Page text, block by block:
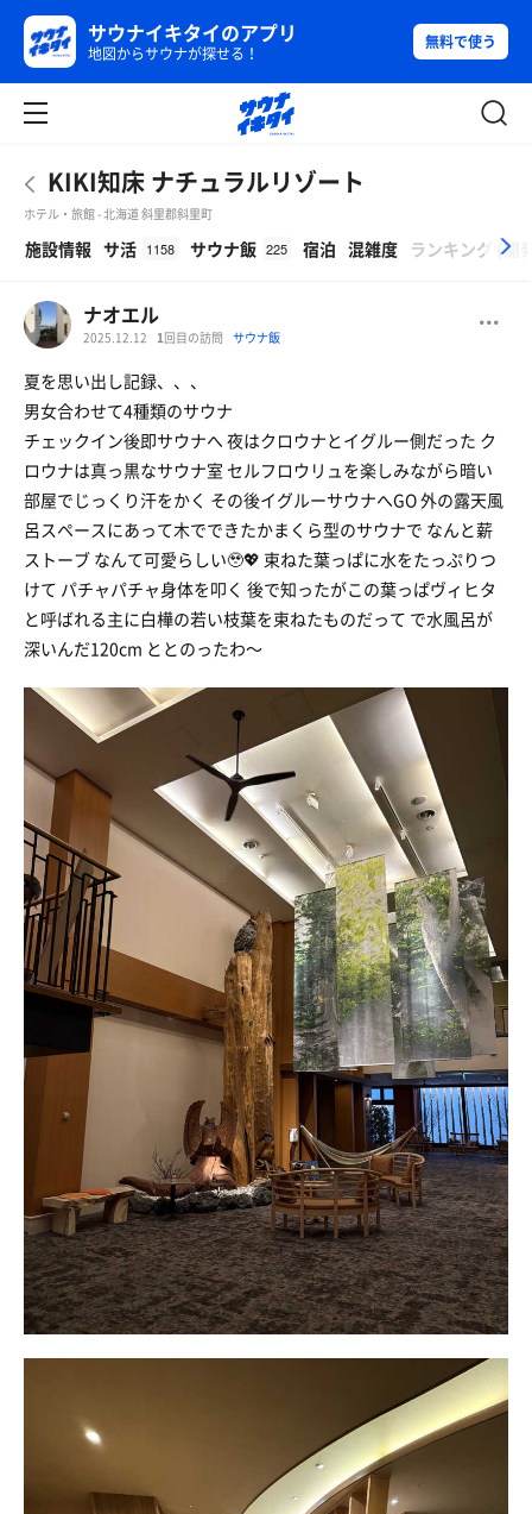
サウナイキタイのアプリ
地図からサウナが探せる！
無料で使う
KIKI知床 ナチュラルリゾート
ホテル・旅館 - 北海道 斜里郡斜里町
施設情報 サ活 1158 サウナ飯 225 宿泊 混雑度 ランキング (開
ナオエル
2025.12.12 1回目の訪問 サウナ飯
夏を思い出し記録、、、
男女合わせて4種類のサウナ
チェックイン後即サウナへ 夜はクロウナとイグルー側だった ク
ロウナは真っ黒なサウナ室 セルフロウリュを楽しみながら暗い
部屋でじっくり汗をかく その後イグルーサウナへGO 外の露天風
呂スペースにあって木でできたかまくら型のサウナで なんと薪
ストーブ なんて可愛らしい🥹💖 束ねた葉っぱに水をたっぷりつ
けて パチャパチャ身体を叩く 後で知ったがこの葉っぱヴィヒタ
と呼ばれる主に白樺の若い枝葉を束ねたものだって で水風呂が
深いんだ120cm ととのったわ〜